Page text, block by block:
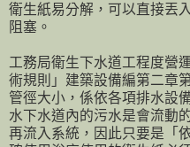
衛生紙易分解，可以直接丟
阻塞。
工務局衛生下水道工程度營
術規則」建築設備編第二章
管徑大小，係依各項排水設
水下水道內的污水是會流動
再流入系統，因此只要是「